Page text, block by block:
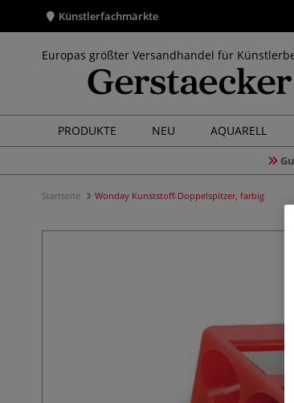
Künstlerfachmärkte
Europas größter Versandhandel für
PRODUKTE NEU AQUARELL
Startseite Wonday Kunststoff-Doppelspitzer, farbig